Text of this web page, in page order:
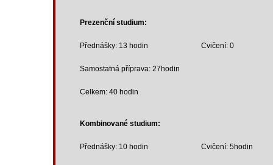
Prezenční studium:
Přednášky: 13 hodin Cvičení: 0
Samostatná příprava: 27hodin
Celkem: 40 hodin
Kombinované studium:
Přednášky: 10 hodin Cvičení: 5hodin